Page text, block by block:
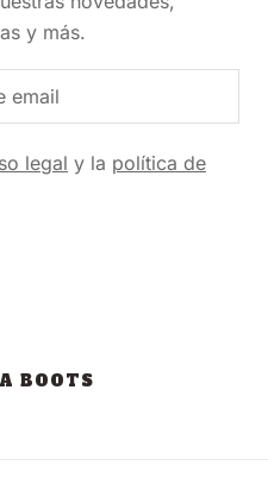
y más.
legal y la política de
BOOTS